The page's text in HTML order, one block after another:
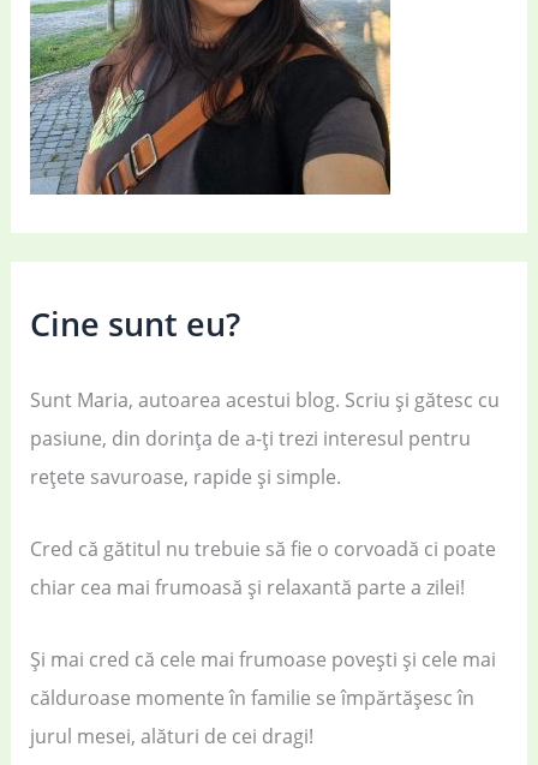
Cine sunt eu?
Sunt Maria, autoarea acestui blog. Scriu și gătesc cu
pasiune, din dorința de a-ți trezi interesul pentru
rețete savuroase, rapide și simple.
Cred că gătitul nu trebuie să fie o corvoadă ci poate
chiar cea mai frumoasă și relaxantă parte a zilei!
Și mai cred că cele mai frumoase povești și cele mai
călduroase momente în familie se împărtășesc în
jurul mesei, alături de cei dragi!